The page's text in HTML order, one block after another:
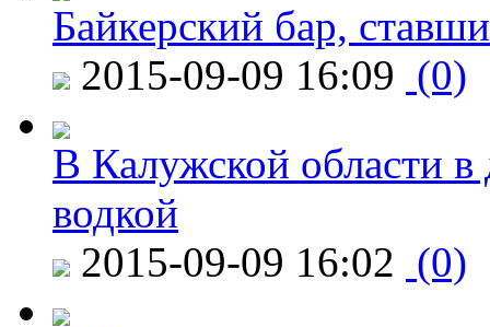
Байкерский бар,
2015-09-09 16:09 (0)
В Калужской области в
водкой
2015-09-09 16:02 (0)